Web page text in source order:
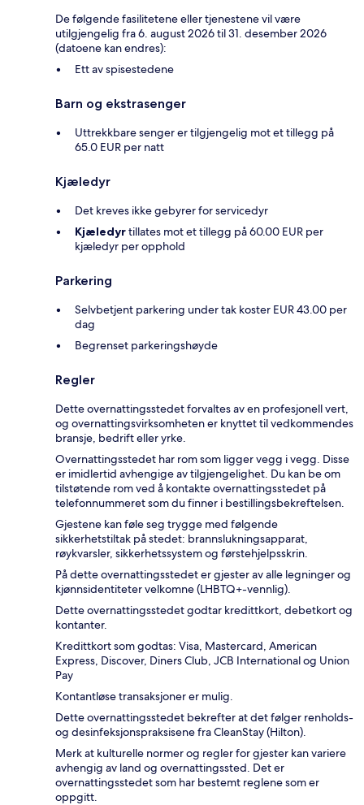
De følgende fasilitetene eller tjenestene vil være
utilgjengelig fra 6. august 2026 til 31. desember 2026
(datoene kan endres):
Ett av spisestedene
Barn og ekstrasenger
Uttrekkbare senger er tilgjengelig mot et tillegg på
65.0 EUR per natt
Kjæledyr
Det kreves ikke gebyrer for servicedyr
Kjæledyrtillates mot et tillegg på 60.00 EUR per
kjæledyr per opphold
Parkering
Selvbetjent parkering under tak koster EUR 43.00 per
dag
Begrenset parkeringshøyde
Regler
Dette overnattingsstedet forvaltes av en profesjonell vert,
og overnattingsvirksomheten er knyttet til vedkommendes
bransje, bedrift eller yrke.
Overnattingsstedet har rom som ligger vegg i vegg. Disse
er imidlertid avhengige av tilgjengelighet. Du kan be om
tilstøtende rom ved å kontakte overnattingsstedet på
telefonnummeret som du finner i bestillingsbekreftelsen.
Gjestene kan føle seg trygge med følgende
sikkerhetstiltak på stedet: brannslukningsapparat,
røykvarsler, sikkerhetssystem og førstehjelpsskrin.
På dette overnattingsstedet er gjester av alle legninger og
kjønnsidentiteter velkomne (LHBTQ+-vennlig).
Dette overnattingsstedet godtar kredittkort, debetkort og
kontanter.
Kredittkort som godtas: Visa, Mastercard, American
Express, Discover, Diners Club, JCB International og Union
Pay
Kontantløse transaksjoner er mulig.
Dette overnattingsstedet bekrefter at det følger renholds-
og desinfeksjonspraksisene fra CleanStay (Hilton).
Merk at kulturelle normer og regler for gjester kan variere
avhengig av land og overnattingssted. Det er
overnattingsstedet som har bestemt reglene som er
oppgitt.